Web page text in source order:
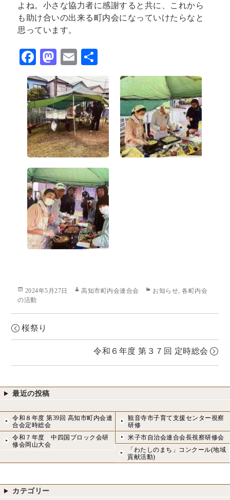
よね。小さな協力者に感謝すると共に、これから
も助け合いの出来る町内会になっていけたらなと
思っています。
F
ac
eb
o
o
k
M
as
to
d
o
n
E
m
ai
l
有
Posted
on
2024年5月27日 Author
高知市町内会連合会 Categories
お知らせ,各町内会
の活動
桜祭り
令和６年度 第３７回 定時総会
最近の投稿
令和８年度 第39回 高知市町内会連
合会定時総会
観音寺市子育て支援センター視察
研修
令和７年度 中四国ブロック会研
修会岡山大会
米子市自治会連合会長視察研修会
「わたしのまち」コンクール(地域
貢献活動)
カテゴリー